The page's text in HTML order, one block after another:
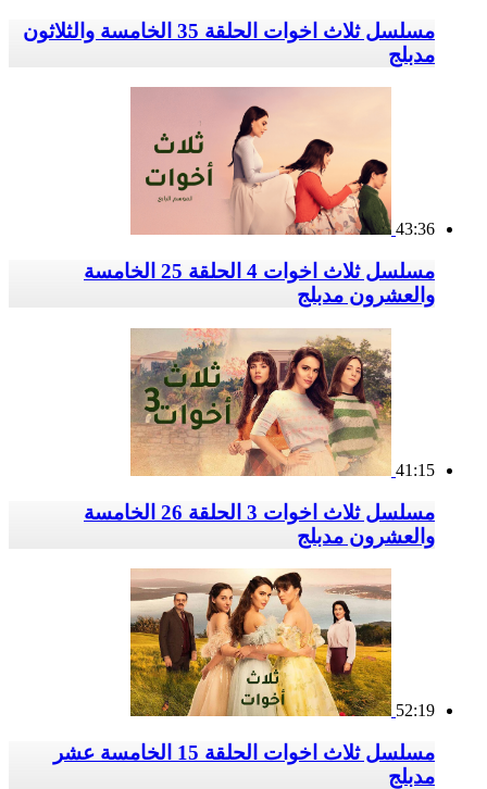
مسلسل ثلاث اخوات الحلقة 35 الخامسة والثلاثون
مدبلج
43:36
مسلسل ثلاث اخوات 4 الحلقة 25 الخامسة
والعشرون مدبلج
41:15
مسلسل ثلاث اخوات 3 الحلقة 26 الخامسة
والعشرون مدبلج
52:19
مسلسل ثلاث اخوات الحلقة 15 الخامسة عشر
مدبلج